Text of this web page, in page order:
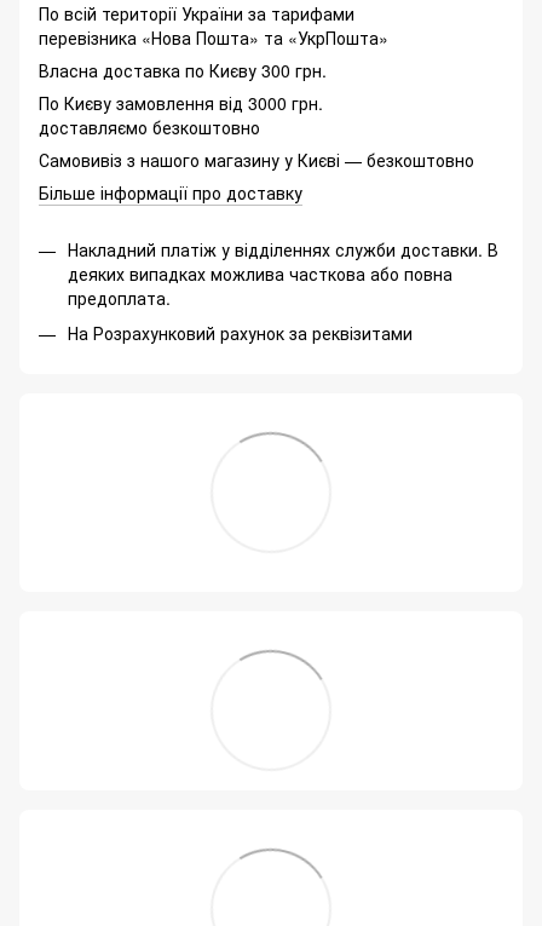
По всій території України за тарифами
перевізника «Нова Пошта» та «УкрПошта»
Власна доставка по Києву 300 грн.
По Києву замовлення від 3000 грн.
доставляємо безкоштовно
Самовивіз з нашого магазину у Києві — безкоштовно
Більше інформації про доставку
Накладний платіж у відділеннях служби доставки. В
деяких випадках можлива часткова або повна
предоплата.
На Розрахунковий рахунок за реквізитами